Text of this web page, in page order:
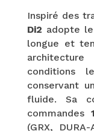
Inspiré des
Di2 adopte
longue et
conditions
conservant
fluide. Sa
commandes
(GRX,